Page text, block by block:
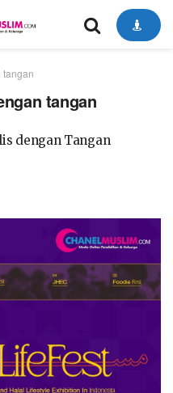
tangan
tangan
dengan Tangan